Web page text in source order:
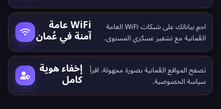
WiFi عامة
آمنة في عُمان
احمِ بياناتك على شبكات WiFi العامة
العُمانية مع تشفير عسكري المستوى.
إخفاء هوية
كامل
تصفح المواقع العُمانية بصورة مجهولة. اقرأ
سياسة الخصوصية.